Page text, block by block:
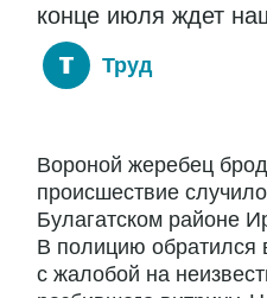
конце июля ждет
Труд
Вороной жеребец
происшествие
Булагатском районе
В полицию обратился
с жалобой на